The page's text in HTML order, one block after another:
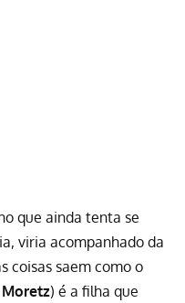
que ainda tenta se
viria acompanhado da
coisas saem como o
Moretz) é a filha que